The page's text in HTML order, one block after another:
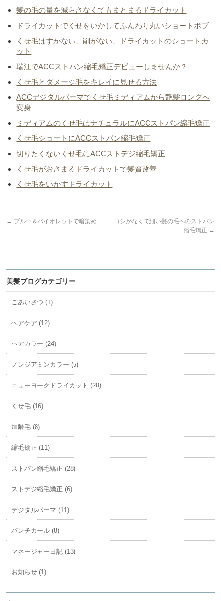
髪の毛の量を減らさなくてもまとまるドライカット
ドライカットでくせをいかしてふんわり丸いショートボブ
くせ毛はすかない、削がない、ドライカットのショートカ
ット
瑞江でACCストパン縮毛矯正デビューしませんか？
くせ毛とダメージ毛をキレイに見せる方法
ACCデジタルパーマでくせ毛ミディアムから艶髪ロングへ
変身
ミディアムのくせ毛はナチュラルにACCストパン縮毛矯正
くせ毛ショートにACCストパン縮毛矯正
切りたくないくせ毛にACCストデジ縮毛矯正
くせ毛がおさまるドライカットで髪質改善
くせ毛をいかすドライカット
← ブルー＆バイオレットで暗染め
コシがなくて細い髪の毛へのストパン
縮毛矯正 →
美髪ブログカテゴリー
ごあいさつ (1)
ヘアケア (12)
ヘアカラー (24)
ノンジアミンカラー (5)
ニューヨークドライカット (29)
くせ毛 (16)
加齢毛 (8)
縮毛矯正 (11)
ストパン縮毛矯正 (28)
ストデジ縮毛矯正 (6)
デジタルパーマ (11)
パンチカール (8)
マネージャー日記 (13)
お知らせ (1)